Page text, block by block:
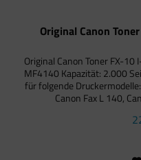
Original Canon
Original Canon Toner FX-
MF4140 Kapazität: 2.000
für folgende
Canon Fax L 140,